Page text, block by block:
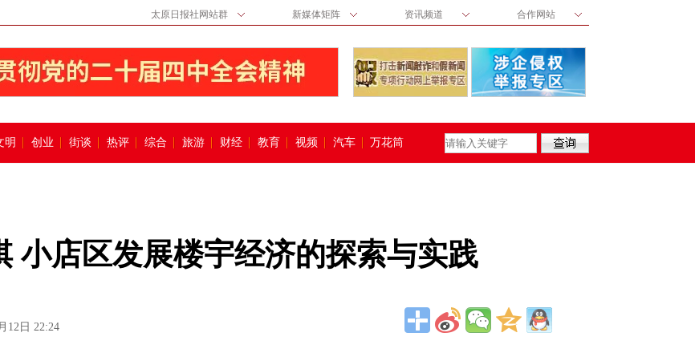
太原日报社网站群 新媒体矩阵 资讯频道 合作网站
明 创业 街谈 热评 综合 旅游 财经 教育 视频 汽车 万花筒
小店区发展楼宇经济的探索与实践
12日 22:24